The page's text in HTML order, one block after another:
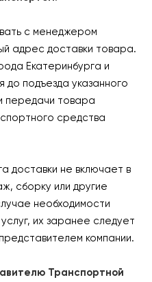
с менеджером
адрес доставки товара.
Екатеринбурга и
до подъезда указанного
передачи товара
средства
доставки не включает в
сборку или другие
необходимости
их заранее следует
компании.
Транспортной